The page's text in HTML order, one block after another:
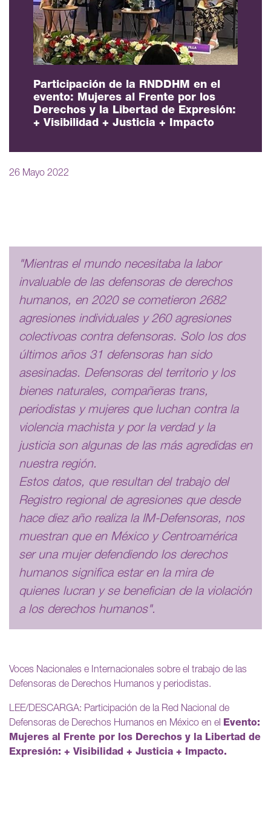
Participación de la RNDDHM en el
evento: Mujeres al Frente por los
Derechos y la Libertad de Expresión:
+ Visibilidad + Justicia + Impacto
26 Mayo 2022
"Mientras el mundo necesitaba la labor
invaluable de las defensoras de derechos
humanos, en 2020 se cometieron 2682
agresiones individuales y 260 agresiones
colectivoas contra defensoras. Solo los dos
últimos años 31 defensoras han sido
asesinadas. Defensoras del territorio y los
bienes naturales, compañeras trans,
periodistas y mujeres que luchan contra la
violencia machista y por la verdad y la
justicia son algunas de las más agredidas en
nuestra región.
Estos datos, que resultan del trabajo del
Registro regional de agresiones que desde
hace diez año realiza la IM-Defensoras, nos
muestran que en México y Centroamérica
ser una mujer defendiendo los derechos
humanos significa estar en la mira de
quienes lucran y se benefician de la violación
a los derechos humanos".
Voces Nacionales e Internacionales sobre el trabajo de las
Defensoras de Derechos Humanos y periodistas.
LEE/DESCARGA: Participación de la Red Nacional de
Defensoras de Derechos Humanos en México en el Evento:
Mujeres al Frente por los Derechos y la Libertad de
Expresión: + Visibilidad + Justicia + Impacto.